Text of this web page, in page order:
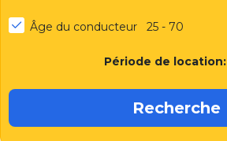
Âge du conducteur 25 - 70
Période de location:
Recherche